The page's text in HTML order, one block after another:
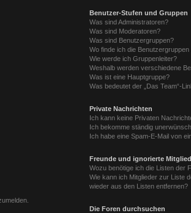
Benutzer-Stufen und Gruppen
Was sind Administratoren?
Was sind Moderatoren?
Was sind Benutzergruppen?
Wo finde ich die
Wie werde ich Gruppenleiter?
Weshalb werden verschiedene
Was ist eine Hauptgruppe?
Was bedeutet der „Das Team“-
Private Nachrichten
Ich kann keine Privaten
Ich bekomme ständig
Ich habe eine Spam-E-Mail von
Freunde und ignorierte
Wozu benötige ich die Listen der
Wie kann ich Mitglieder zur Liste
wieder aus den Listen entfernen?
Die Foren durchsuchen